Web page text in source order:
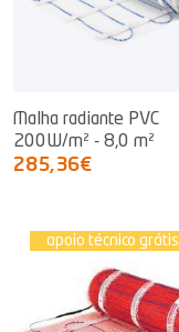
Malha radiante PVC
200W/m² - 8,0 m²
285,36€
apoio técnico grátis